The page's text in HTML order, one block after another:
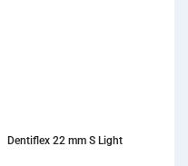
Dentiflex 22 mm S Light